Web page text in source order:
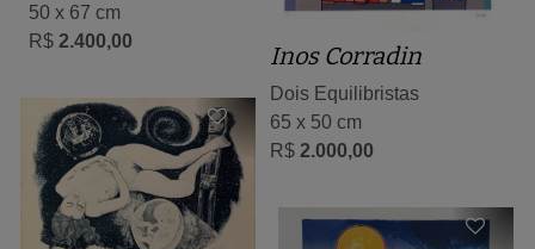
Inos Corradin
Dois Equilibristas
65 x 50 cm
R$ 2.000,00
50 x 67 cm
R$ 2.400,00